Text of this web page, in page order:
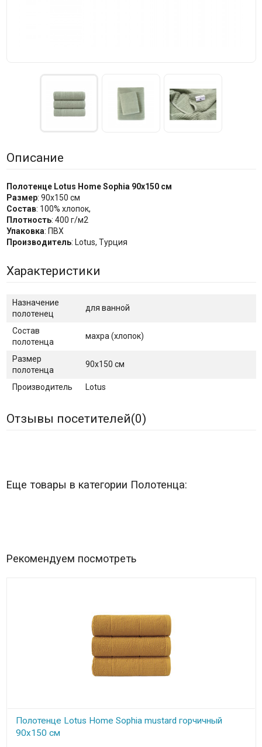
Описание
Полотенце Lotus Home Sophia 90х150см
Размер: 90х150 см
Состав: 100% хлопок,
Плотность: 400 г/м2
Упаковка: ПВХ
Производитель: Lotus, Турция
Характеристики
Назначение
полотенец
для ванной
Состав
полотенца
махра (хлопок)
Размер
полотенца
90х150 см
Производитель Lotus
Отзывы посетителей(0)
Еще товары в категории Полотенца:
Рекомендуем посмотреть
Полотенце Lotus Home Sophia mustard горчичный
90х150 см